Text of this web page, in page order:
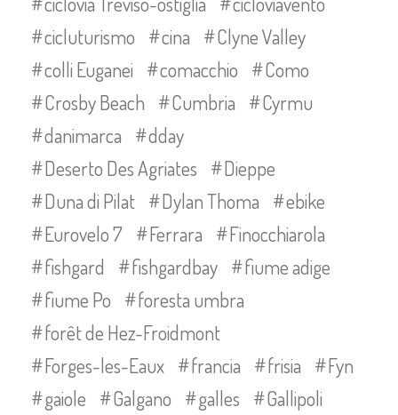
cicluturismo
cina
Clyne Valley
colli Euganei
comacchio
Como
Crosby Beach
Cumbria
Cyrmu
danimarca
dday
Deserto Des Agriates
Dieppe
Duna di Pilat
Dylan Thoma
ebike
Eurovelo 7
Ferrara
Finocchiarola
fishgard
fishgardbay
fiume adige
fiume Po
foresta umbra
forêt de Hez-Froidmont
Forges-les-Eaux
francia frisia
Fyn
gaiole
Galgano galles Gallipoli